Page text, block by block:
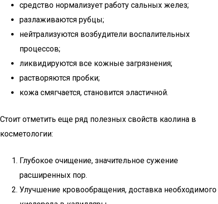
средство нормализует работу сальных желез;
разлаживаются рубцы;
нейтрализуются возбудители воспалительных
процессов;
ликвидируются все кожные загрязнения;
растворяются пробки;
кожа смягчается, становится эластичной.
Стоит отметить еще ряд полезных свойств каолина в
косметологии:
Глубокое очищение, значительное сужение
расширенных пор.
Улучшение кровообращения, доставка необходимого